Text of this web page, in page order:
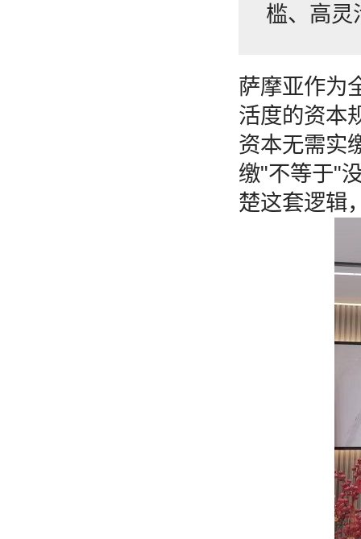
槛、高灵
萨摩亚作为
活度的资本
资本无需实
缴"不等于"
楚这套逻辑